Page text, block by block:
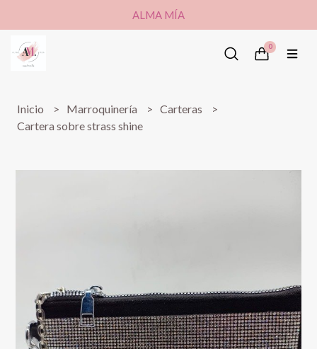
ALMA MÍA
0
Inicio Marroquinería
Carteras
Cartera sobre strass shine